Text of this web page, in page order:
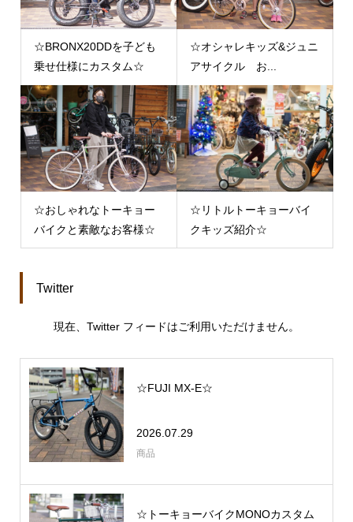
☆BRONX20DDを子ども
乗せ仕様にカスタム☆
☆オシャレキッズ&ジュニ
アサイクル お...
☆おしゃれなトーキョー
バイクと素敵なお客様☆
☆リトルトーキョーバイ
クキッズ紹介☆
Twitter
現在、Twitter フィードはご利用いただけません。
☆FUJI MX-E☆
2026.07.29
商品
☆トーキョーバイクMONOカスタム